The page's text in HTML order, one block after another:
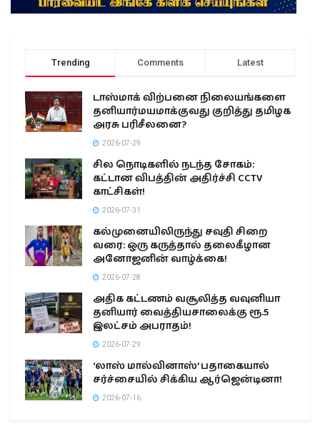
Trending Comments Latest
டாஸ்மாக் விற்பனை நிலையங்களை
தனியார்மயமாக்குவது குறித்து தமிழக
அரசு பரிசீலனை?
2026-07-29
சில நொடிகளில் நடந்த சோகம்:
கட்டான விபத்தின் அதிர்ச்சி CCTV
காட்சிகள்!
2026-07-31
கல்முனையிலிருந்து சவுதி சிறை
வரை: ஒரு கருத்தால் தலைகீழான
அனோஜனின் வாழ்க்கை!
2026-07-28
அதிக கட்டணம் வசூலித்த வவுனியா
தனியார் வைத்தியசாலைக்கு ரூ.5
இலட்சம் அபராதம்!
2026-07-29
‘லாஸ் மால்வினாஸ்’ பதாகையால்
சர்ச்சையில் சிக்கிய ஆர்ஜென்டினா!
2026-07-16